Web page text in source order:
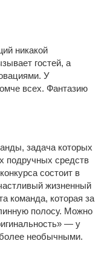
никакой
гостей, а
У
всех. Фантазию
задача которых
подручных средств
состоит в
жизненный
команда, которая за
полосу. Можно
— у
необычными.